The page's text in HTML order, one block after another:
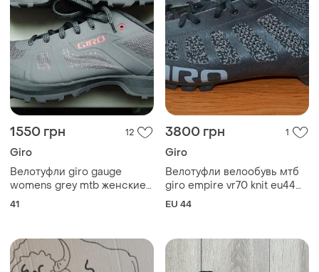
1550 грн 12
Giro
Велотуфли giro gauge
womens grey mtb женские
велообувь (41)
41
3800 грн 1
Giro
Велотуфли велообувь мтб
giro empire vr70 knit eu44
стелька 28см
EU 44